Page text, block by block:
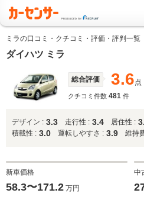
ミラの口コミ・クチコミ・評価・評判一覧
ダイハツ ミラ
総合評価 3.6点
クチコミ件数 481 件
デザイン : 3.3 走行性 : 3.4 居住性 :
積載性 : 3.0 運転しやすさ : 3.9 維持
新車価格
58.3〜171.2 万円
中